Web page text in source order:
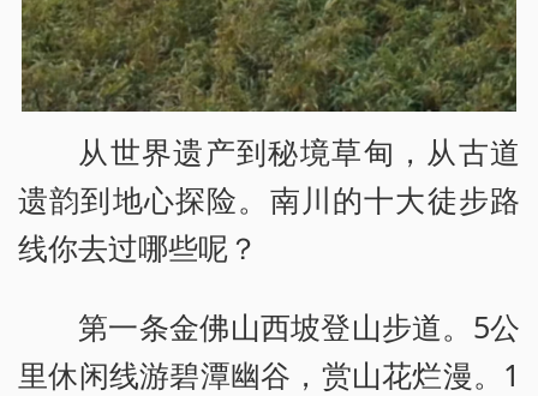
从世界遗产到秘境草甸，从古道
遗韵到地心探险。南川的十大徒步路
线你去过哪些呢？
第一条金佛山西坡登山步道。5公
里休闲线游碧潭幽谷，赏山花烂漫。1